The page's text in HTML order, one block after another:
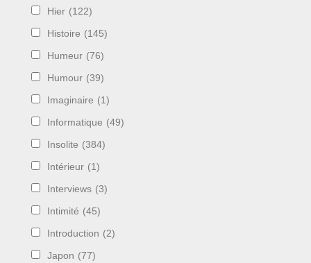
Hier (122)
Histoire (145)
Humeur (76)
Humour (39)
Imaginaire (1)
Informatique (49)
Insolite (384)
Intérieur (1)
Interviews (3)
Intimité (45)
Introduction (2)
Japon (77)